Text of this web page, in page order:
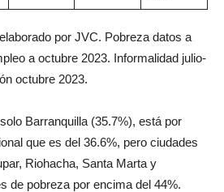
por JVC. Pobreza datos a
a octubre 2023. Informalidad julio-
octubre 2023.
Barranquilla (35.7%), está por
que es del 36.6%, pero ciudades
Riohacha, Santa Marta y
de pobreza por encima del 44%.